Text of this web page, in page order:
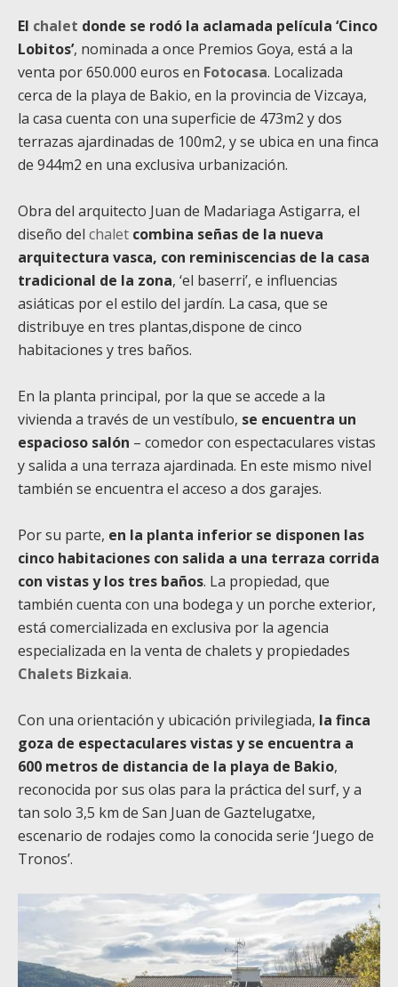
El chalet donde se rodó la aclamada película ‘Cinco
Lobitos’, nominada a once Premios Goya, está a la
venta por 650.000 euros en Fotocasa. Localizada
cerca de la playa de Bakio, en la provincia de Vizcaya,
la casa cuenta con una superficie de 473m2 y dos
terrazas ajardinadas de 100m2, y se ubica en una finca
de 944m2 en una exclusiva urbanización.
Obra del arquitecto Juan de Madariaga Astigarra, el
diseño del chalet combina señas de la nueva
arquitectura vasca, con reminiscencias de la casa
tradicional de la zona, ‘el baserri’, e influencias
asiáticas por el estilo del jardín. La casa, que se
distribuye en tres plantas,dispone de cinco
habitaciones y tres baños.
En la planta principal, por la que se accede a la
vivienda a través de un vestíbulo, se encuentra un
espacioso salón – comedor con espectaculares vistas
y salida a una terraza ajardinada. En este mismo nivel
también se encuentra el acceso a dos garajes.
Por su parte, en la planta inferior se disponen las
cinco habitaciones con salida a una terraza corrida
con vistas y los tres baños. La propiedad, que
también cuenta con una bodega y un porche exterior,
está comercializada en exclusiva por la agencia
especializada en la venta de chalets y propiedades
Chalets Bizkaia.
Con una orientación y ubicación privilegiada, la finca
goza de espectaculares vistas y se encuentra a
600 metros de distancia de la playa de Bakio,
reconocida por sus olas para la práctica del surf, y a
tan solo 3,5 km de San Juan de Gaztelugatxe,
escenario de rodajes como la conocida serie ‘Juego de
Tronos’.